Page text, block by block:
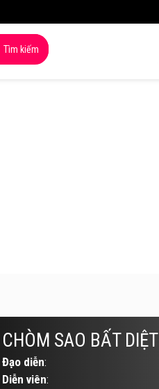
Tìm kiếm
CHÒM SAO BẤT DIỆT
Đạo diễn:
Diễn viên: